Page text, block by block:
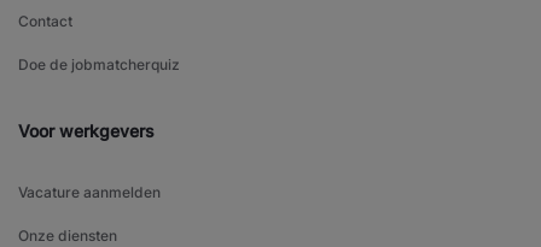
Contact
Doe de jobmatcherquiz
Voor werkgevers
Vacature aanmelden
Onze diensten